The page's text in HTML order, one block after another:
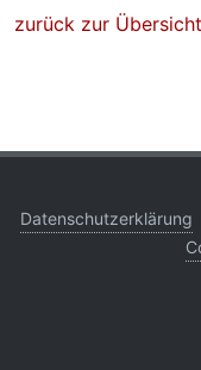
zurück zur Übersicht
Datenschutzerklärung